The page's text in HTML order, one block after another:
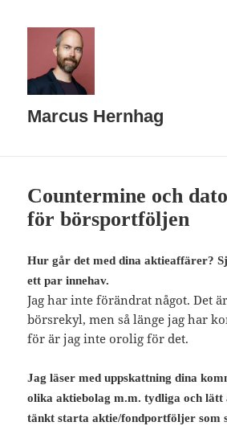
Marcus Hernhag
Countermine och
för börsportföljen
Hur går det med dina aktieaffärer?
ett par innehav.
Jag har inte förändrat något. Det
börsrekyl, men så länge jag har
för är jag inte orolig för det.
Jag läser med uppskattning dina
olika aktiebolag m.m. tydliga och
tänkt starta aktie/fondportföljer som